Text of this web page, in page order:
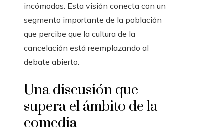
incómodas. Esta visión conecta con un
segmento importante de la población
que percibe que la cultura de la
cancelación está reemplazando al
debate abierto.
Una discusión que
supera el ámbito de la
comedia